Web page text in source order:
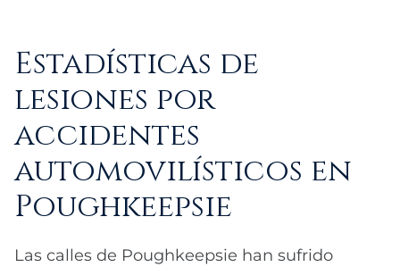
Estadísticas de
lesiones por
accidentes
automovilísticos en
Poughkeepsie
Las calles de Poughkeepsie han sufrido